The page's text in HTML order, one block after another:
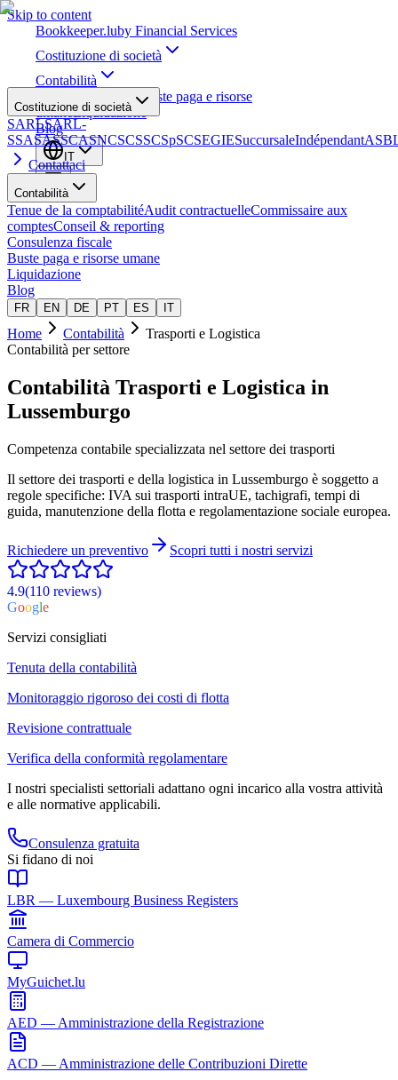
Skip to content
Bookkeeper.luby Financial Services
Costituzione di società
Contabilità
Consulenza fiscale Buste paga e risorse
umaneLiquidazione
Blog
IT
Costituzione di società
SARLSARL-
SSASASSCASNCSCSSCSpSCSEGIESuccursaleIndépendant
Contattaci
Contabilità
Tenue de la comptabilitéAudit contractuelleCommissaire aux
comptesConseil & reporting
Consulenza fiscale
Buste paga e risorse umane
Liquidazione
Blog
FR EN DE PT ES IT
Home Contabilità
Trasporti e Logistica
Contabilità per settore
Contabilità Trasporti e Logistica in
Lussemburgo
Competenza contabile specializzata nel settore dei trasporti
Il settore dei trasporti e della logistica in Lussemburgo è soggetto a
regole specifiche: IVA sui trasporti intraUE, tachigrafi, tempi di
guida, manutenzione della flotta e regolamentazione sociale europea.
Richiedere un preventivo Scopri tutti i nostri servizi
4.9(110 reviews)
Google
Servizi consigliati
Tenuta della contabilità
Monitoraggio rigoroso dei costi di flotta
Revisione contrattuale
Verifica della conformità regolamentare
I nostri specialisti settoriali adattano ogni incarico alla vostra attività
e alle normative applicabili.
Consulenza gratuita
Si fidano di noi
LBR — Luxembourg Business Registers
Camera di Commercio
MyGuichet.lu
AED — Amministrazione della Registrazione
ACD — Amministrazione delle Contribuzioni Dirette